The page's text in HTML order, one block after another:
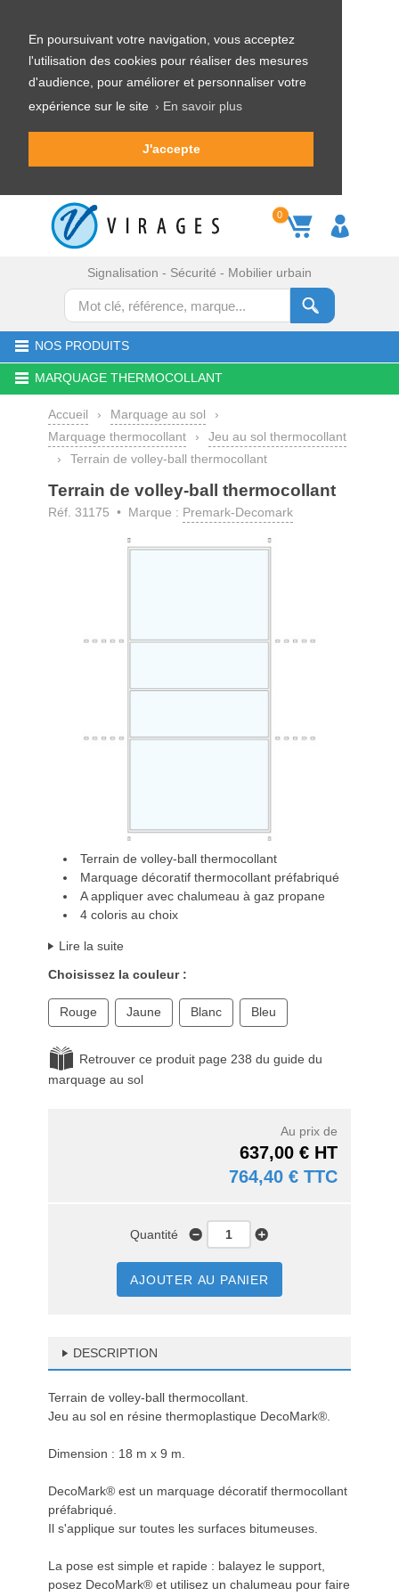
En poursuivant votre navigation, vous acceptez
l'utilisation des cookies pour réaliser des mesures
d'audience, pour améliorer et personnaliser votre
expérience sur le site › En savoir plus
J'accepte
0
Signalisation - Sécurité - Mobilier urbain
NOS PRODUITS
MARQUAGE THERMOCOLLANT
Accueil › Marquage au sol
›
Marquage thermocollant
›
Jeu au sol thermocollant
›
Terrain de volley-ball thermocollant
Terrain de volley-ball thermocollant
Réf. 31175 • Marque : Premark-Decomark
Terrain de volley-ball thermocollant
Marquage décoratif thermocollant préfabriqué
A appliquer avec chalumeau à gaz propane
4 coloris au choix
Lire la suite
Choisissez la couleur :
Rouge Jaune Blanc Bleu
Retrouver ce produit page 238 du guide du
marquage au sol
Au prix de
637,00 € HT
764,40 € TTC
Quantité
AJOUTER AU PANIER
DESCRIPTION
Terrain de volley-ball thermocollant.
Jeu au sol en résine thermoplastique DecoMark®.
Dimension : 18 m x 9 m.
DecoMark® est un marquage décoratif thermocollant
préfabriqué.
Il s'applique sur toutes les surfaces bitumeuses.
La pose est simple et rapide : balayez le support,
posez DecoMark® et utilisez un chalumeau pour faire